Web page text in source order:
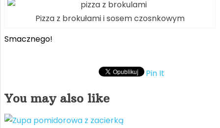
Pizza z brokułami i sosem czosnkowym
Smacznego!
Pin It
You may also like